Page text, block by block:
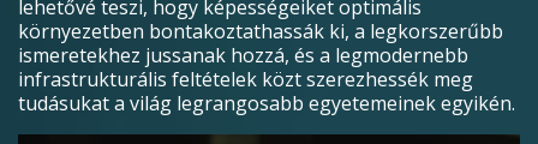
lehetővé teszi, hogy képességeiket optimális
környezetben bontakoztathassák ki, a legkorszerűbb
ismeretekhez jussanak hozzá, és a legmodernebb
infrastrukturális feltételek közt szerezhessék meg
tudásukat a világ legrangosabb egyetemeinek egyikén.